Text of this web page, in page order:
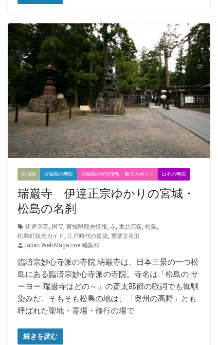
宮城県 宮城県の寺院 宮城県の観光情報・観光スポット 日本の寺院
瑞巌寺 伊達正宗ゆかりの宮城・
松島の名刹
伊達正宗, 国宝, 宮城県観光情報, 寺, 東北応援, 松島,
松島町観光ガイド, 江戸時代の建築, 重要文化財
Japan Web Magazine 編集部
臨済宗妙心寺派の寺院 瑞巌寺は、日本三景の一つ松
島にある臨済宗妙心寺派の寺院。寺名は「松島の サ
ーヨー 瑞巌寺ほどの～」の斎太郎節の歌詞でも御馴
染みだ。そもそも松島の地は、「奥州の高野」とも
呼ばれた聖地・霊場・修行の場で
続きを読む